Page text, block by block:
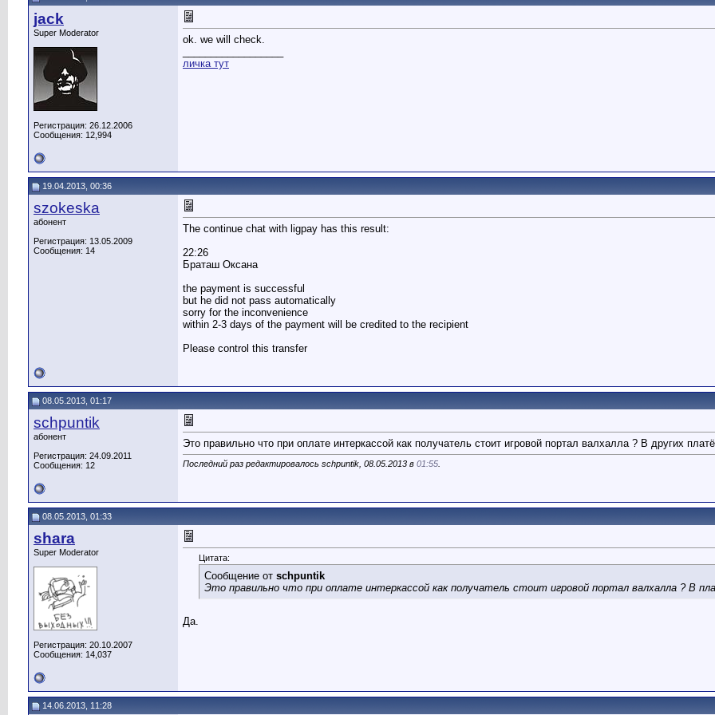
jack
Super Moderator
Регистрация: 26.12.2006
Сообщения: 12,994
ok. we will check.
личка тут
19.04.2013, 00:36
szokeska
абонент
Регистрация: 13.05.2009
Сообщения: 14
The continue chat with ligpay has this result:
22:26
Браташ Оксана
the payment is successful
but he did not pass automatically
sorry for the inconvenience
within 2-3 days of the payment will be credited to the recipient
Please control this transfer
08.05.2013, 01:17
schpuntik
абонент
Регистрация: 24.09.2011
Сообщения: 12
Это правильно что при оплате интеркассой как получатель стоит игровой портал валхалла ? В других
Последний раз редактировалось schpuntik, 08.05.2013 в 01:55
08.05.2013, 01:33
shara
Super Moderator
Регистрация: 20.10.2007
Сообщения: 14,037
Цитата:
Сообщение от schpuntik
Это правильно что при оплате интеркассой как получатель стоит игровой портал валхалла ? В
Да.
14.06.2013, 11:28